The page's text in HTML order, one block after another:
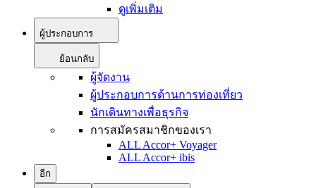
ดูเพิ่มเติม
ผู้ประกอบการ
ย้อนกลับ
ผู้จัดงาน
ผู้ประกอบการด้านการท่องเที่ยว
นักเดินทางเพื่อธุรกิจ
การสมัครสมาชิกของเรา
ALL Accor+ Voyager
ALL Accor+ ibis
อีก